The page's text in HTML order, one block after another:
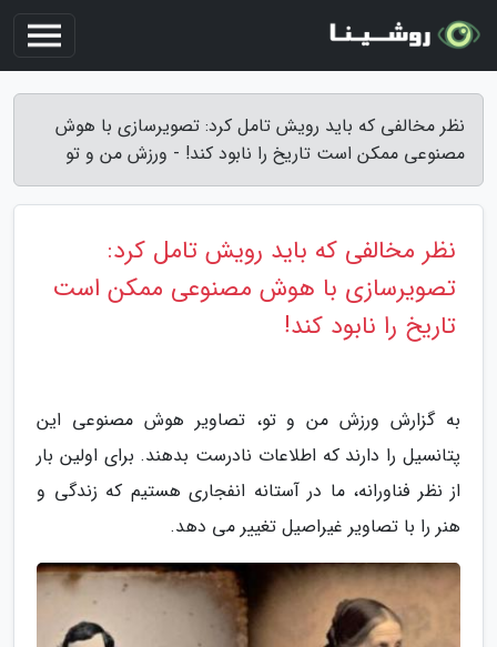
نظر مخالفی که باید رویش تامل کرد: تصویرسازی با هوش
مصنوعی ممکن است تاریخ را نابود کند! - ورزش من و تو
نظر مخالفی که باید رویش تامل کرد:
تصویرسازی با هوش مصنوعی ممکن است
تاریخ را نابود کند!
به گزارش ورزش من و تو، تصاویر هوش مصنوعی این
پتانسیل را دارند که اطلاعات نادرست بدهند. برای اولین بار
از نظر فناورانه، ما در آستانه انفجاری هستیم که زندگی و
هنر را با تصاویر غیراصیل تغییر می دهد.